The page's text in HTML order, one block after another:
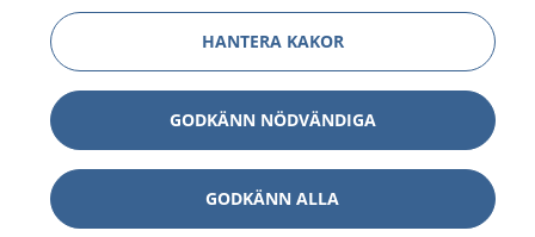
HANTERA KAKOR
GODKÄNN NÖDVÄNDIGA
GODKÄNN ALLA